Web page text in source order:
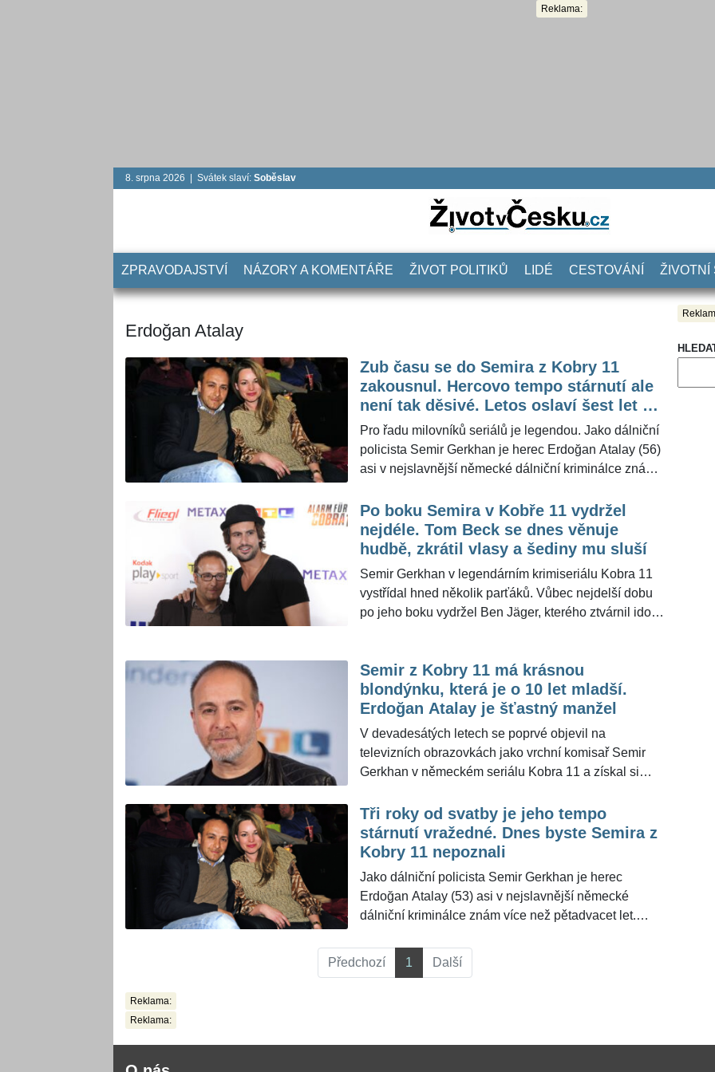
Reklama:
8. srpna 2026 | Svátek slaví: Soběslav
ZPRAVODAJSTVÍ NÁZORY A KOMENTÁŘE ŽIVOT POLITIKŮ LIDÉ CESTOVÁNÍ ŽIVOTNÍ
Erdoğan Atalay
Zub času se do Semira z Kobry 11
zakousnul. Hercovo tempo stárnutí ale
není tak děsivé. Letos oslaví šest let v
manželství
Pro řadu milovníků seriálů je legendou. Jako dálniční
policista Semir Gerkhan je herec Erdoğan Atalay (56)
asi v nejslavnější německé dálniční kriminálce znám
švihák s drsným policejním výrazem. Před necelými
šesti lety se oženil. Ale i na něm se už podepsal zub
času, což je z fotografií znát. Pro německý deník Bild
horolezectví, proto má vždy při cestování »o tašku
navíc«.
Po boku Semira v Kobře 11 vydržel
nejdéle. Tom Beck se dnes věnuje
hudbě, zkrátil vlasy a šediny mu sluší
Semir Gerkhan v legendárním krimiseriálu Kobra 11
vystřídal hned několik parťáků. Vůbec nejdelší dobu
po jeho boku vydržel Ben Jäger, kterého ztvárnil idol
vedle ostříleného Erdogana Atalaye (54) působil. Tom
se herectví věnuje i dnes, větší vášní je pro něj ale
hudba. Zestárnul jen o fous a šediny mu sluší.
Semir z Kobry 11 má krásnou
blondýnku, která je o 10 let mladší.
Erdoğan Atalay je šťastný manžel
V devadesátých letech se poprvé objevil na
televizních obrazovkách jako vrchní komisař Semir
Gerkhan v německém seriálu Kobra 11 a získal si
je televizní hvězdou, která ani po letech neztrácí na
popularitě. V osobním životě je šťastným
trojnásobným otcem dcer Amiry Paulety Melisande,
rozhodl spojit na exotických Maledivách s agentkou
Katjou Ohneckovou (44), po jejímž boku jen září.
Tři roky od svatby je jeho tempo
stárnutí vražedné. Dnes byste Semira z
Kobry 11 nepoznali
Jako dálniční policista Semir Gerkhan je herec
Erdoğan Atalay (53) asi v nejslavnější německé
dálniční kriminálce znám více než pětadvacet let.
šviháka s drsným policejním výrazem, který se před
Předchozí 1 Další
Reklama:
Reklama: